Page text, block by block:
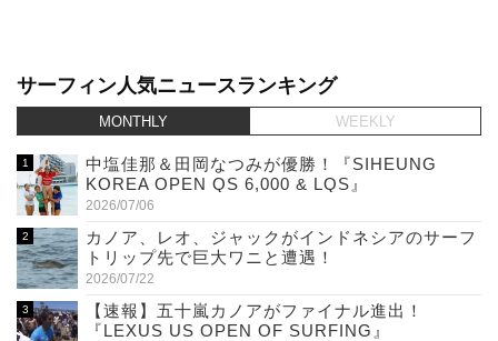
サーフィン人気ニュースランキング
MONTHLY WEEKLY
中塩佳那＆田岡なつみが優勝！『SIHEUNG
KOREA OPEN QS 6,000 & LQS』
2026/07/06
カノア、レオ、ジャックがインドネシアのサーフ
トリップ先で巨大ワニと遭遇！
2026/07/22
【速報】五十嵐カノアがファイナル進出！
『LEXUS US OPEN OF SURFING』